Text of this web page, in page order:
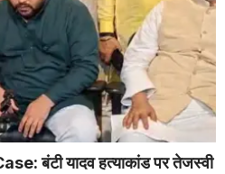
बंटी यादव हत्याकांड पर तेजस्वी